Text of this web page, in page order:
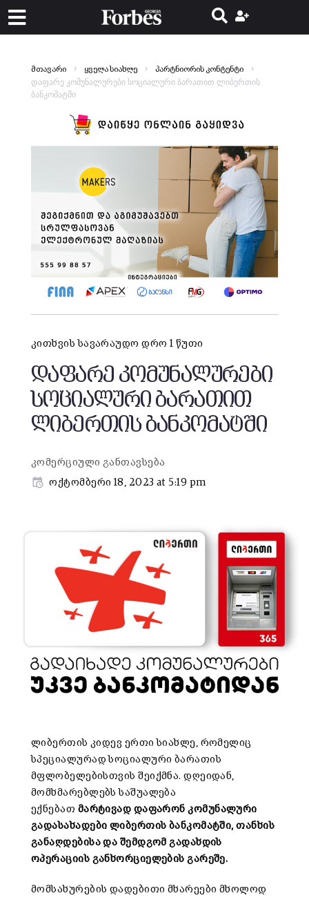
მთავარი ყველა სიახლე პარტნიორის კონტენტი
დაფარე კომუნალურები სოციალური ბარათით ლიბერთის
ბანკომატში
კითხვის სავარაუდო დრო 1 წუთი
დაფარე კომუნალურები
სოციალური ბარათით
ლიბერთის ბანკომატში
კომერციული განთავსება
ოქტომბერი 18, 2023 at 5:19 pm
ლიბერთის კიდევ ერთი სიახლე, რომელიც
სპეციალურად სოციალური ბარათის
მფლობელებისთვის შეიქმნა. დღეიდან,
მომხმარებლებს საშუალება
ექნებათ მარტივად დაფარონ კომუნალური
გადასახადები ლიბერთის ბანკომატში, თანხის
განაღდებისა და შემდგომ გადახდის
ოპერაციის განხორციელების გარეშე.
მომსახურების დადებითი მხარეები მხოლოდ